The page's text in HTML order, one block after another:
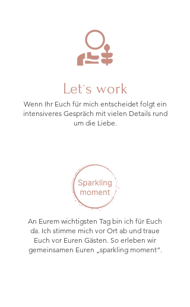
Let´s work
Wenn Ihr Euch für mich entscheidet folgt ein
intensiveres Gespräch mit vielen Details rund
um die Liebe.
An Eurem wichtigsten Tag bin ich für Euch
da. Ich stimme mich vor Ort ab und traue
Euch vor Euren Gästen. So erleben wir
gemeinsamen Euren „sparkling moment“.